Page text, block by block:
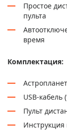
Простое
пульта
время
Комплектация:
USB-кабель
Пульт
Инструкция